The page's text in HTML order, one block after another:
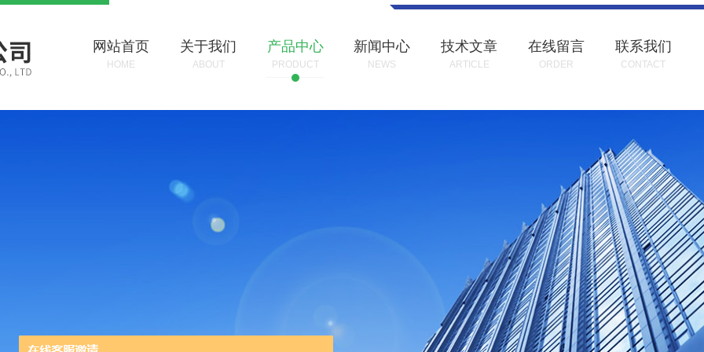
网站首页
HOME
关于我们
ABOUT
产品中心
PRODUCT
新闻中心
NEWS
技术文章
ARTICLE
在线留言
ORDER
联系我们
CONTACT